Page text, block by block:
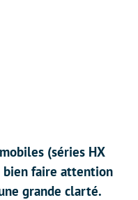
(séries HX
bien faire attention
grande clarté.